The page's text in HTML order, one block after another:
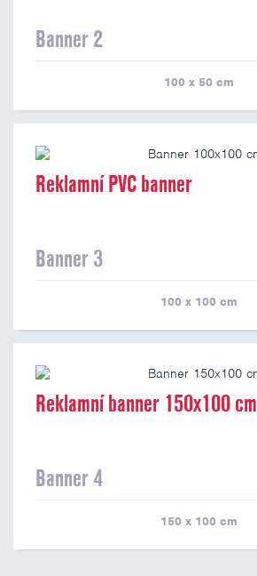
Banner 2
100 x 50 cm
Reklamní PVC banner
Banner 3
100 x 100 cm
Reklamní banner 150x100 cm
Banner 4
150 x 100 cm